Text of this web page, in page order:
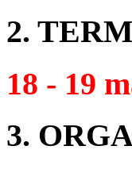
2.
18 - 19
3.